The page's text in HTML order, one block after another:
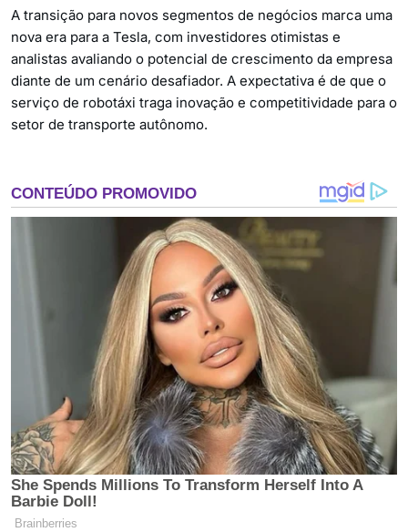
A transição para novos segmentos de negócios marca uma
nova era para a Tesla, com investidores otimistas e
analistas avaliando o potencial de crescimento da empresa
diante de um cenário desafiador. A expectativa é de que o
serviço de robotáxi traga inovação e competitividade para o
setor de transporte autônomo.